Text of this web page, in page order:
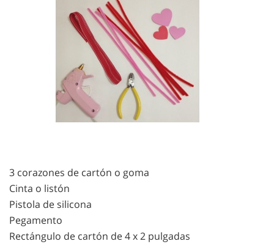
3 corazones de cartón o goma
Cinta o listón
Pistola de silicona
Pegamento
Rectángulo de cartón de 4 x 2 pulgadas